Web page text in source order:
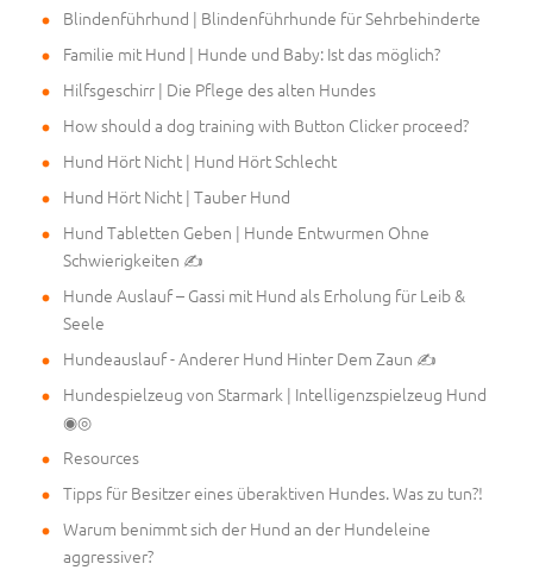
Blindenführhund | Blindenführhunde für Sehrbehinderte
Familie mit Hund | Hunde und Baby: Ist das möglich?
Hilfsgeschirr | Die Pflege des alten Hundes
How should a dog training with Button Clicker proceed?
Hund Hört Nicht | Hund Hört Schlecht
Hund Hört Nicht | Tauber Hund
Hund Tabletten Geben | Hunde Entwurmen Ohne
Schwierigkeiten ✍
Hunde Auslauf – Gassi mit Hund als Erholung für Leib &
Seele
Hundeauslauf - Anderer Hund Hinter Dem Zaun ✍
Hundespielzeug von Starmark | Intelligenzspielzeug Hund
◉◎
Resources
Tipps für Besitzer eines überaktiven Hundes. Was zu tun?!
Warum benimmt sich der Hund an der Hundeleine
aggressiver?